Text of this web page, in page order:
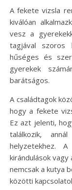
A fekete vizsla
kiválóan
vesz a
tagjával szoros
hűséges és
gyerekek
barátságos.
A családtagok
hogy a fekete
Ez azt jelenti,
találkozik,
helyzetekhez.
kirándulások
nemcsak a kutya
közötti